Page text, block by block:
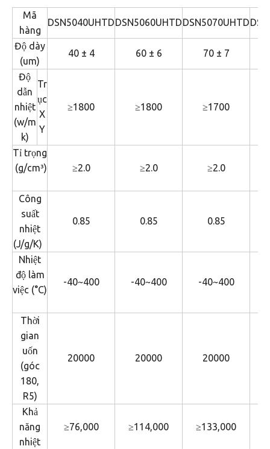
Mã
hàng
DSN5040UHTDDSN5060UHTDDSN5070UHTD
Độ dày
(um)
40 ± 4 60 ± 6 70 ± 7
Độ
dẫn
nhiệt
(w/m
k)
Tr
ục
X
Y
≥1800 ≥1800 ≥1700
Tỉ trọng
(g/cm³)
≥2.0 ≥2.0 ≥2.0
Công
suất
nhiệt
(J/g/K)
0.85 0.85 0.85
Nhiệt
độ làm
việc (°C)
-40~400 -40~400 -40~400
Thời
gian
uốn
(góc
180,
R5)
20000 20000 20000
Khả
năng
nhiệt
≥76,000 ≥114,000 ≥133,000